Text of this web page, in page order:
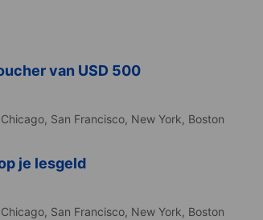
van USD 500
Chicago, San Francisco, New York, Boston
je lesgeld
Chicago, San Francisco, New York, Boston